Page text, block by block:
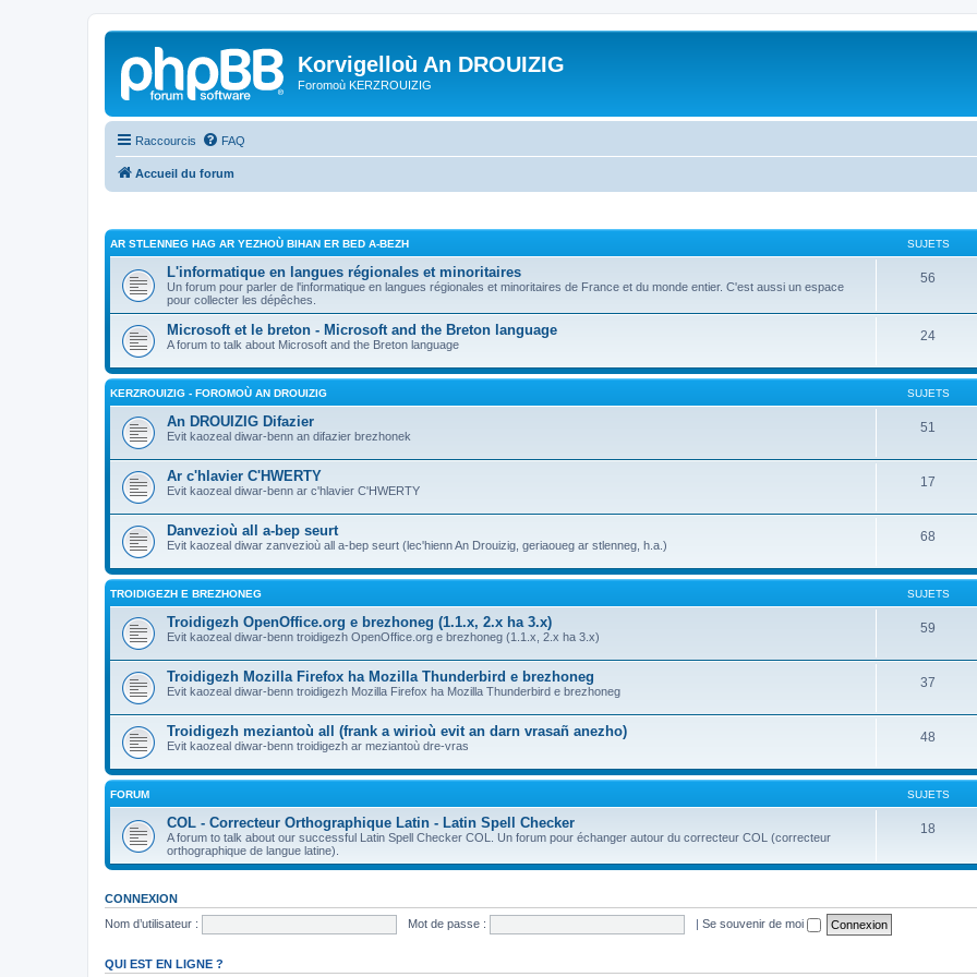
Korvigelloù An DROUIZIG
Foromoù KERZROUIZIG
Raccourcis FAQ
Accueil du forum
AR STLENNEG HAG AR YEZHOÙ BIHAN ER BED A-BEZH SUJETS
L'informatique en langues régionales et minoritaires
Un forum pour parler de l'informatique en langues régionales et minoritaires de France et du monde entier. C'est aussi un espace
pour collecter les dépêches.
56
Microsoft et le breton - Microsoft and the Breton language
A forum to talk about Microsoft and the Breton language
24
KERZROUIZIG - FOROMOÙ AN DROUIZIG SUJETS
An DROUIZIG Difazier
Evit kaozeal diwar-benn an difazier brezhonek
51
Ar c'hlavier C'HWERTY
Evit kaozeal diwar-benn ar c'hlavier C'HWERTY
17
Danvezioù all a-bep seurt
Evit kaozeal diwar zanvezioù all a-bep seurt (lec'hienn An Drouizig, geriaoueg ar stlenneg, h.a.)
68
TROIDIGEZH E BREZHONEG SUJETS
Troidigezh OpenOffice.org e brezhoneg (1.1.x, 2.x ha 3.x)
Evit kaozeal diwar-benn troidigezh OpenOffice.org e brezhoneg (1.1.x, 2.x ha 3.x)
59
Troidigezh Mozilla Firefox ha Mozilla Thunderbird e brezhoneg
Evit kaozeal diwar-benn troidigezh Mozilla Firefox ha Mozilla Thunderbird e brezhoneg
37
Troidigezh meziantoù all (frank a wirioù evit an darn vrasañ anezho)
Evit kaozeal diwar-benn troidigezh ar meziantoù dre-vras
48
FORUM SUJETS
COL - Correcteur Orthographique Latin - Latin Spell Checker
A forum to talk about our successful Latin Spell Checker COL. Un forum pour échanger autour du correcteur COL (correcteur
orthographique de langue latine).
18
CONNEXION
Nom d’utilisateur :
Mot de passe : | Se souvenir de moi
QUI EST EN LIGNE ?